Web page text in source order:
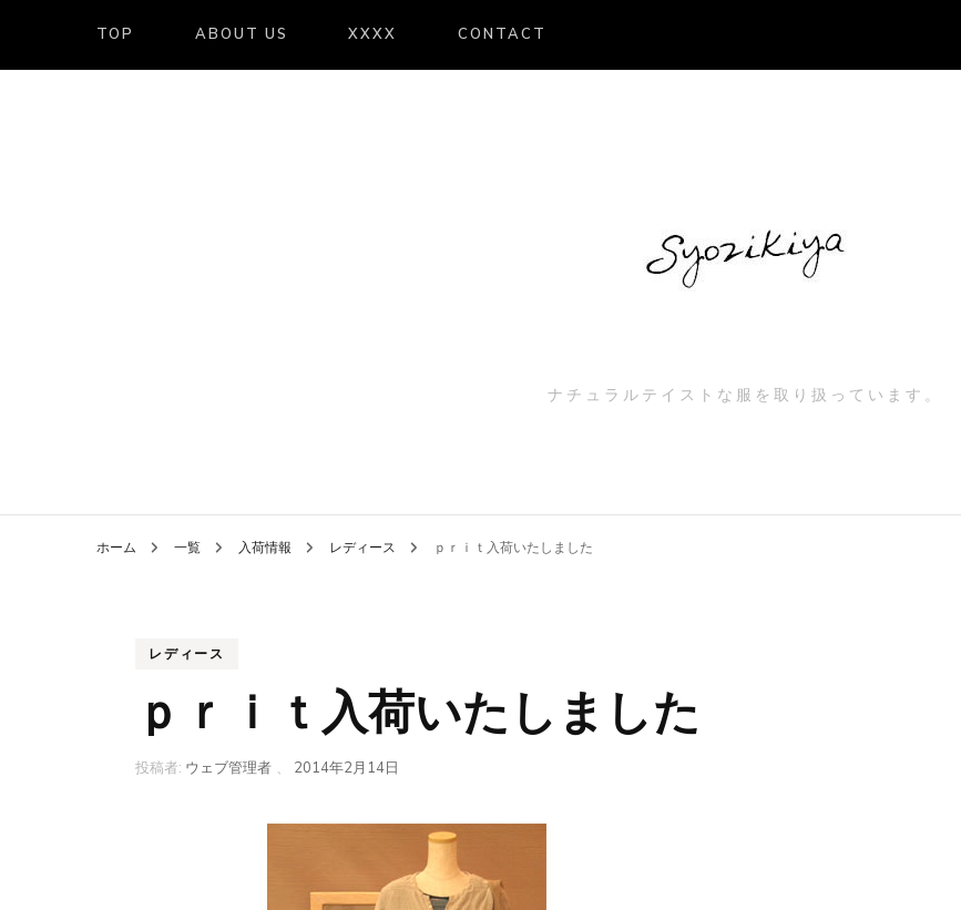
TOP ABOUT US XXXX CONTACT
ナチュラルテイストな服を取り扱っています。
ホーム 一覧 入荷情報 レディース ｐｒｉｔ入荷いたしました
レディース
ｐｒｉｔ入荷いたしました
投稿者: ウェブ管理者 、 2014年2月14日